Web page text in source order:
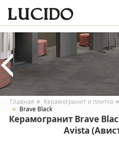
Главная Керамогранит и плитка
Brave Black
Керамогранит Brave
Avista